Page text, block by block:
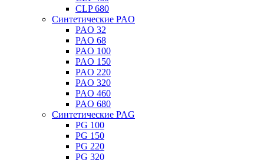
CLP 680
Синтетические PAO
PAO 32
PAO 68
PAO 100
PAO 150
PAO 220
PAO 320
PAO 460
PAO 680
Синтетические PAG
PG 100
PG 150
PG 220
PG 320